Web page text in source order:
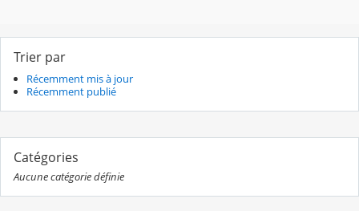
Trier par
Récemment mis à jour
Récemment publié
Catégories
Aucune catégorie définie